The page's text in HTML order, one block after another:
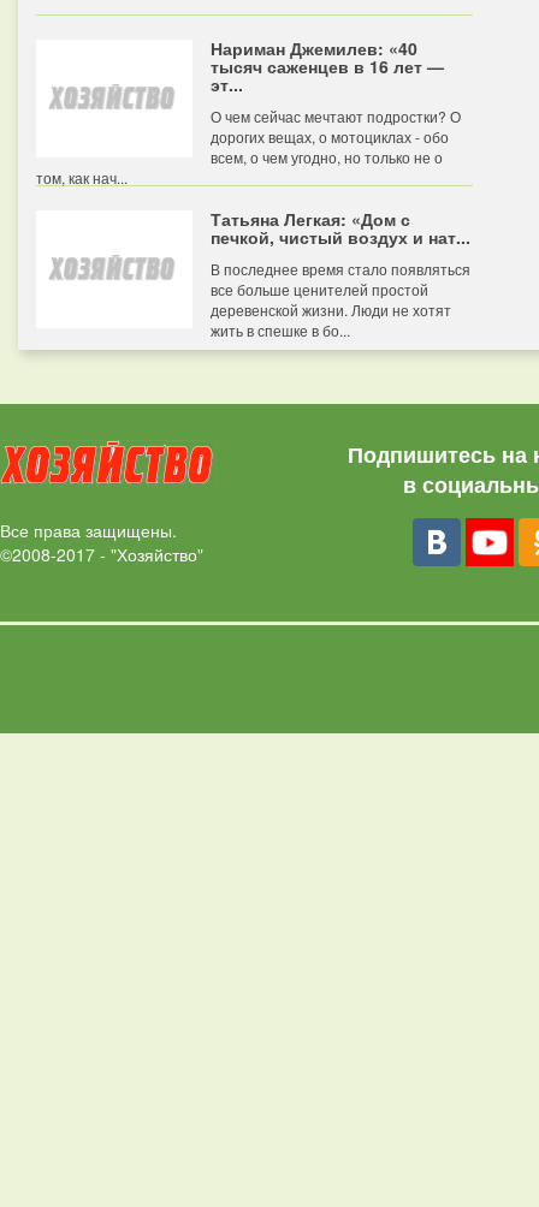
Нариман Джемилев: «40
тысяч саженцев в 16 лет —
эт...
О чем сейчас мечтают подростки? О
дорогих вещах, о мотоциклах - обо
всем, о чем угодно, но только не о
том, как нач...
Татьяна Легкая: «Дом с
печкой, чистый воздух и нат...
В последнее время стало появляться
все больше ценителей простой
деревенской жизни. Люди не хотят
жить в спешке в бо...
Все права защищены.
©2008-2017 - "Хозяйство"
Подпишитесь на
в